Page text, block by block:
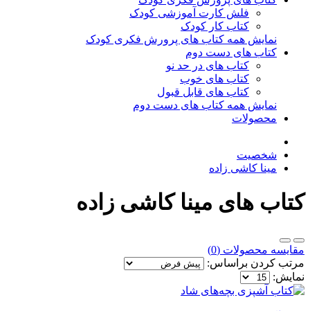
فلش کارت آموزشی کودک
کتاب کار کودک
نمایش همه کتاب های پرورش فکری کودک
کتاب های دست دوم
کتاب های در حد نو
کتاب های خوب
کتاب های قابل قبول
نمایش همه کتاب های دست دوم
محصولات
شخصیت
مینا کاشی زاده
کتاب های مینا کاشی زاده
مقایسه محصولات (0)
مرتب کردن براساس:
نمایش: